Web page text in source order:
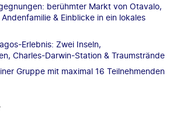
berühmter Markt von Otavalo,
& Einblicke in ein lokales
Erlebnis: Zwei Inseln,
Charles-Darwin-Station & Traumstrände
Gruppe mit maximal 16 Teilnehmenden